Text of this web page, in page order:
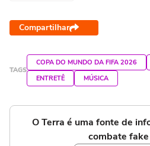
Compartilhar
TAGS
COPA DO MUNDO DA FIFA 2026
ENTRETÊ
MÚSICA
O Terra é uma fonte de
combate